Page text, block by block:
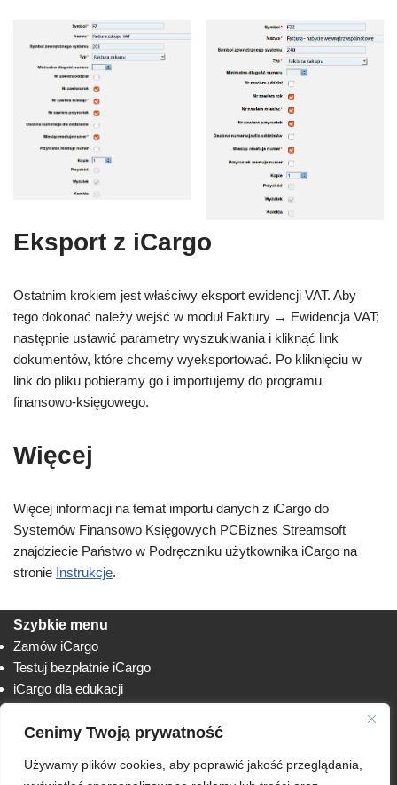
Cenimy Twoją prywatność
Używamy plików cookies, aby poprawić jakość przeglądania,
Eksport z iCargo
Ostatnim krokiem jest właściwy eksport ewidencji VAT. Aby
tego dokonać należy wejść w moduł Faktury → Ewidencja VAT;
następnie ustawić parametry wyszukiwania i kliknąć link
dokumentów, które chcemy wyeksportować. Po kliknięciu w
link do pliku pobieramy go i importujemy do programu
finansowo-księgowego.
Więcej
Więcej informacji na temat importu danych z iCargo do
Systemów Finansowo Księgowych PCBiznes Streamsoft
znajdziecie Państwo w Podręczniku użytkownika iCargo na
stronie Instrukcje.
Szybkie menu
Zamów iCargo
Testuj bezpłatnie iCargo
iCargo dla edukacji
Lista zmian